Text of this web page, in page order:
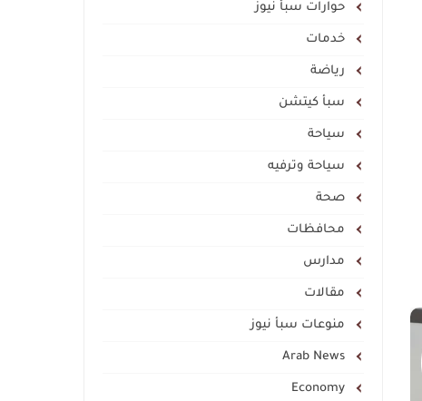
حوارات سبأ نيوز
خدمات
رياضة
سبأ كيتشن
سياحة
سياحة وترفيه
صحة
محافظات
مدارس
مقالات
منوعات سبأ نيوز
Arab News
Economy